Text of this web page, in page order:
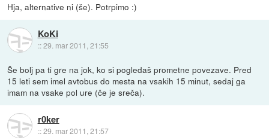
Hja, alternative ni (še). Potrpimo :)
KoKi
::29. mar 2011, 21:55
Še bolj pa ti gre na jok, ko si pogledaš prometne povezave. Pred
15 leti sem imel avtobus do mesta na vsakih 15 minut, sedaj ga
imam na vsake pol ure (če je sreča).
r0ker
::29. mar 2011, 21:57